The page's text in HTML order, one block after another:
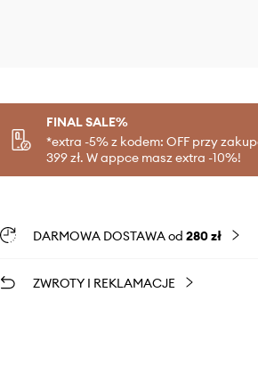
FINAL SALE%
*extra -5% z kodem: OFF przy
399 zł. W appce masz extra -10%!
DARMOWA DOSTAWA od 280 zł
ZWROTY I REKLAMACJE